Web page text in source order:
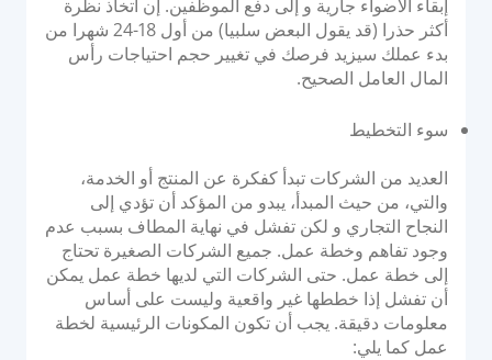
حلول الدفع
المطورون
التكامل
الوثائق والإرشادات
تكاملات واجهة برمجة التطبيقات
إبقاء الأضواء جارية و إلى دفع الموظفين. إن اتخاذ نظرة
أكثر حذرا (قد يقول البعض سلبيا) من أول 18-24 شهرا من
بدء عملك سيزيد فرصك في تغيير حجم احتياجات رأس
المال العامل الصحيح.
سوء التخطيط
العديد من الشركات تبدأ كفكرة عن المنتج أو الخدمة،
والتي، من حيث المبدأ، يبدو من المؤكد أن تؤدي إلى
النجاح التجاري و لكن تفشل في نهاية المطاف بسبب عدم
وجود تفاهم وخطة عمل. جميع الشركات الصغيرة تحتاج
إلى خطة عمل. حتى الشركات التي لديها خطة عمل يمكن
أن تفشل إذا خططها غير واقعية وليست على أساس
معلومات دقيقة. يجب أن تكون المكونات الرئيسية لخطة
عمل كما يلي: